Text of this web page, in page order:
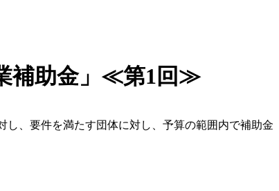
補助金」≪第1回≫
、要件を満たす団体に対し、予算の範囲内で補助金